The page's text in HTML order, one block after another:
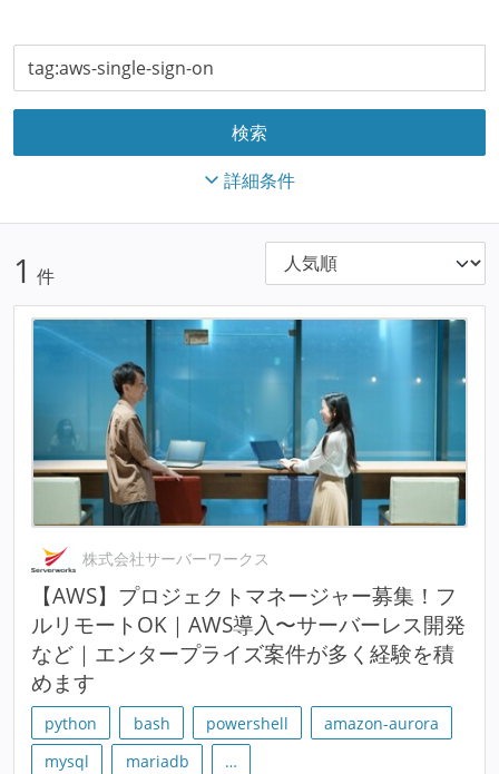
詳細条件
1 件
株式会社サーバーワークス
【AWS】プロジェクトマネージャー募集！フ
ルリモートOK｜AWS導入〜サーバーレス開発
など｜エンタープライズ案件が多く経験を積
めます
python bash powershell
amazon-aurora
mysql
mariadb …